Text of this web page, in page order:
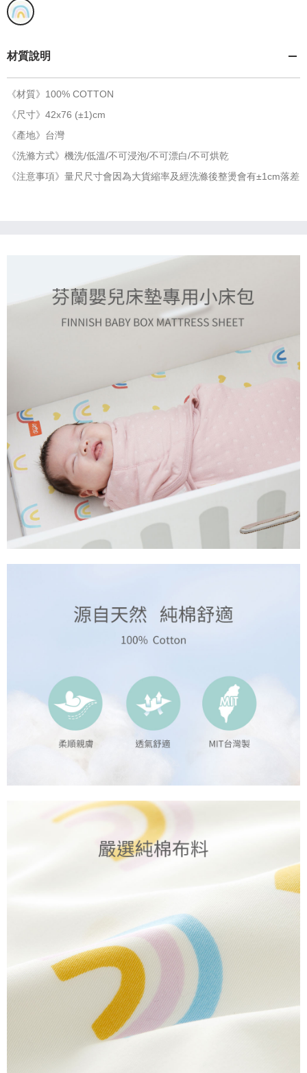
材質說明
《材質》100% COTTON
《尺寸》42x76 (±1)cm
《產地》台灣
《洗滌方式》機洗/低溫/不可浸泡/不可漂白/不可烘乾
《注意事項》量尺尺寸會因為大貨縮率及經洗滌後整燙會有±1cm落差